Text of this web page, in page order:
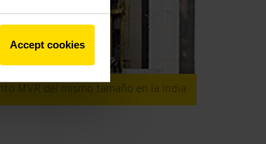
Accept cookies
MVR del mismo tamaño en la India